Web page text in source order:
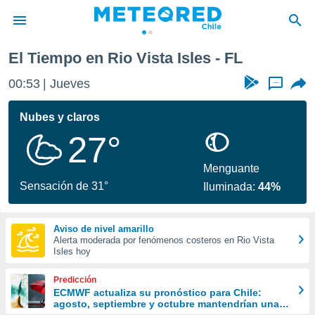
de
por
se
calidad.
a este
las
y
forma
digital
basada
El Tiempo en Rio Vista Isles - FL
00:53 Jueves ...
Nubes y claros
27°
Sensación de 31°
Menguante
Iluminada:44%
Aviso de nivel amarillo
Alerta moderada por fenómenos costeros en Rio Vista
Isles hoy
Predicción
ECMWF actualiza su pronóstico para Chile:
agosto, septiembre y octubre mantendrían una